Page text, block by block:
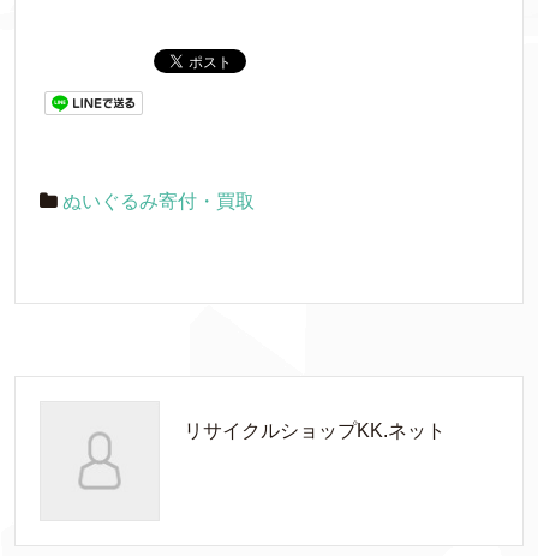
ぬいぐるみ寄付・買取
リサイクルショップKK.ネット